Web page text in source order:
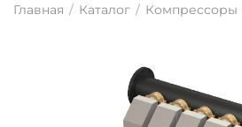
Главная / Каталог / Компрессоры